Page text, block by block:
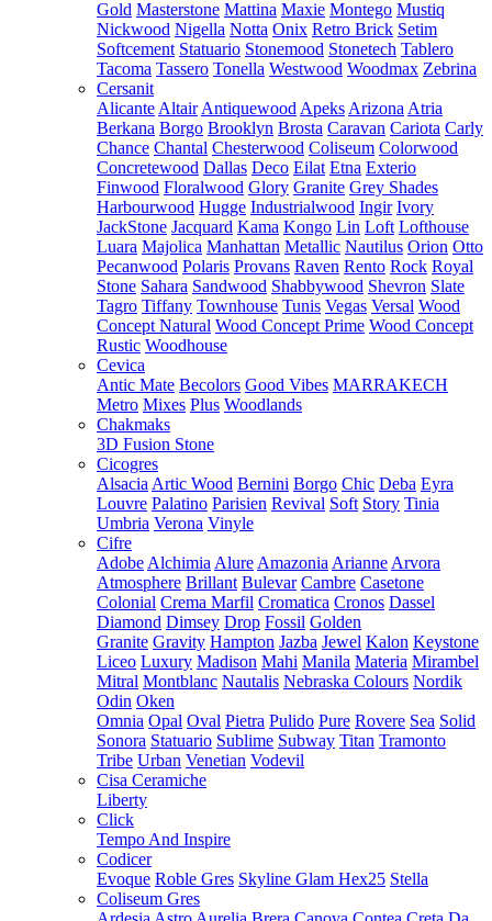
Gold Masterstone Mattina Maxie Montego Mustiq
Nickwood Nigella Notta Onix Retro Brick Setim
Softcement Statuario Stonemood Stonetech Tablero
Tacoma Tassero Tonella Westwood Woodmax Zebrina
Cersanit
Alicante Altair Antiquewood Apeks Arizona Atria
Berkana Borgo Brooklyn Brosta Caravan Cariota Carly
Chance Chantal Chesterwood Coliseum Colorwood
Concretewood Dallas Deco Eilat Etna Exterio
Finwood Floralwood Glory Granite Grey Shades
Harbourwood Hugge Industrialwood Ingir Ivory
JackStone Jacquard Kama Kongo Lin Loft Lofthouse
Luara Majolica Manhattan Metallic Nautilus Orion Otto
Pecanwood Polaris Provans Raven Rento Rock Royal
Stone Sahara Sandwood Shabbywood Shevron Slate
Tagro Tiffany Townhouse Tunis Vegas Versal Wood
Concept Natural Wood Concept Prime Wood Concept
Rustic Woodhouse
Cevica
Antic Mate Becolors Good Vibes MARRAKECH
Metro Mixes Plus Woodlands
Chakmaks
3D Fusion Stone
Cicogres
Alsacia Artic Wood Bernini Borgo Chic Deba Eyra
Louvre Palatino Parisien Revival Soft Story Tinia
Umbria Verona Vinyle
Cifre
Adobe Alchimia Alure Amazonia Arianne Arvora
Atmosphere Brillant Bulevar Cambre Casetone
Colonial Crema Marfil Cromatica Cronos Dassel
Diamond Dimsey Drop Fossil Golden
Granite Gravity Hampton Jazba Jewel Kalon Keystone
Liceo Luxury Madison Mahi Manila Materia Mirambel
Mitral Montblanc Nautalis Nebraska Colours Nordik
Odin Oken
Omnia Opal Oval Pietra Pulido Pure Rovere Sea Solid
Sonora Statuario Sublime Subway Titan Tramonto
Tribe Urban Venetian Vodevil
Cisa Ceramiche
Liberty
Click
Tempo And Inspire
Codicer
Evoque Roble Gres Skyline Glam Hex25 Stella
Coliseum Gres